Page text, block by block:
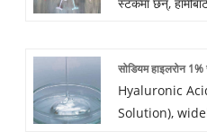
निर्माता। औषधि,
खाना जस्ता धेरै
उत्पादनहरू प्रदान
सोडियम हाइलरोन 1%
Hyaluronic
Solution),